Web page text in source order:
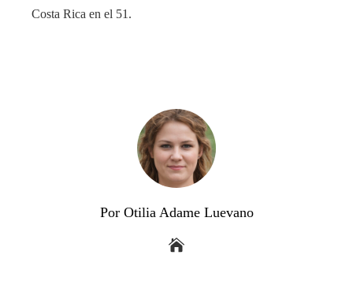
Costa Rica en el 51.
Por Otilia Adame Luevano